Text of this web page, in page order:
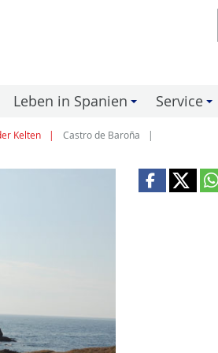
Leben in Spanien Service
Kelten Castro de Baroña